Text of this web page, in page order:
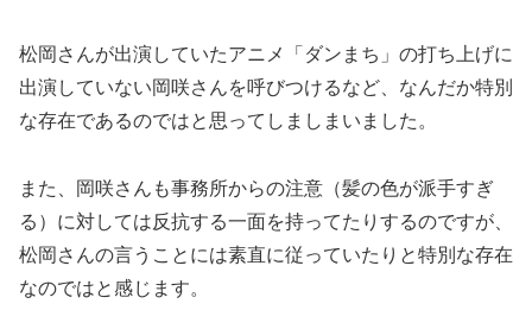
松岡さんが出演していたアニメ「ダンまち」の打ち上げに
出演していない岡咲さんを呼びつけるなど、なんだか特別
な存在であるのではと思ってしましまいました。
また、岡咲さんも事務所からの注意（髪の色が派手すぎ
る）に対しては反抗する一面を持ってたりするのですが、
松岡さんの言うことには素直に従っていたりと特別な存在
なのではと感じます。